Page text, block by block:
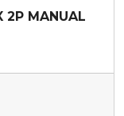
2P MANUAL